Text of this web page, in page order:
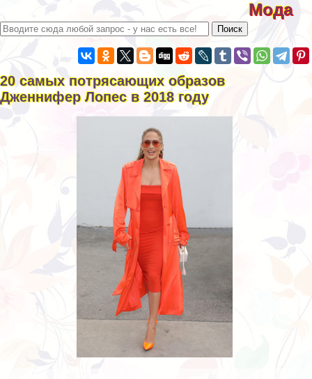
Мода
20 самых потрясающих образов
Дженнифер Лопес в 2018 году